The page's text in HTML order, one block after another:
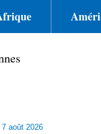
7 août 2026